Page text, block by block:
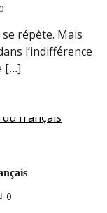
répète. Mais
l’indifférence
[…]
0